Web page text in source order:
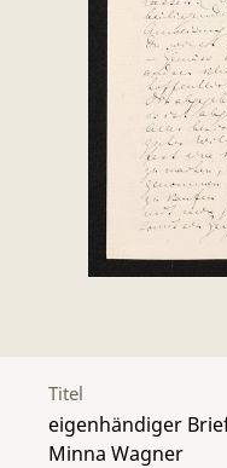
Titel
eigenhändiger
Minna Wagner